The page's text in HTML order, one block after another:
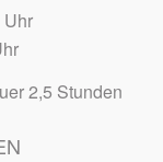
Uhr
2,5 Stunden